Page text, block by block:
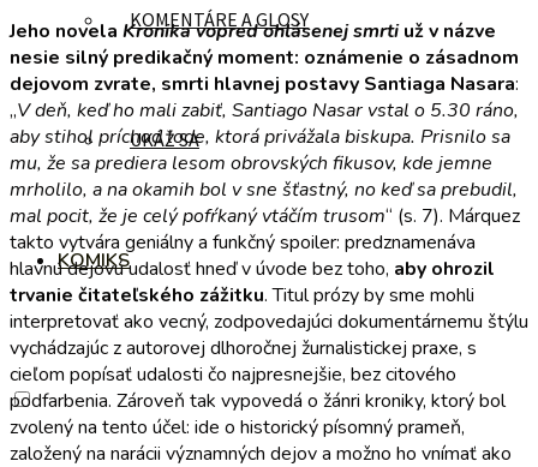
KOMENTÁRE A GLOSY
UKÁŽ SA
KOMIKS
Jeho novela Kronika vopred ohlásenej smrtiuž v názve
nesie silný predikačný moment: oznámenie o zásadnom
dejovom zvrate, smrti hlavnej postavy Santiaga Nasara:
„V deň, keď ho mali zabiť, Santiago Nasar vstal o 5.30 ráno,
aby stihol príchod lode, ktorá privážala biskupa. Prisnilo sa
mu, že sa prediera lesom obrovských fikusov, kde jemne
mrholilo, a na okamih bol v sne šťastný, no keď sa prebudil,
mal pocit, že je celý pofŕkaný vtáčím trusom“ (s. 7). Márquez
takto vytvára geniálny a funkčný spoiler: predznamenáva
hlavnú dejovú udalosť hneď v úvode bez toho, aby ohrozil
trvanie čitateľského zážitku. Titul prózy by sme mohli
interpretovať ako vecný, zodpovedajúci dokumentárnemu štýlu
vychádzajúc z autorovej dlhoročnej žurnalistickej praxe, s
cieľom popísať udalosti čo najpresnejšie, bez citového
podfarbenia. Zároveň tak vypovedá o žánri kroniky, ktorý bol
zvolený na tento účel: ide o historický písomný prameň,
založený na narácii významných dejov a možno ho vnímať ako